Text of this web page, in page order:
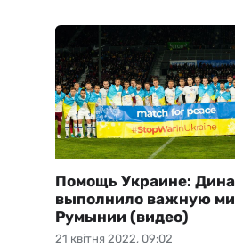
21 квітня 2022, 09:02
Помощь Украине:
выполнило важную
Румынии (видео)